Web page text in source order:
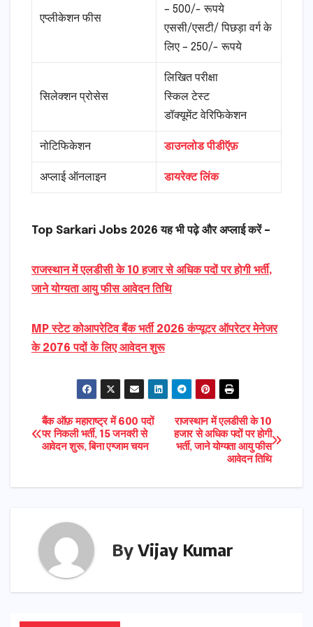
एप्लीकेशन फीस
– 500/- रूपये
एससी/एसटी/ पिछड़ा वर्ग के
लिए – 250/- रूपये
सिलेक्शन प्रोसेस
लिखित परीक्षा
स्किल टेस्ट
डॉक्यूमेंट वेरिफिकेशन
नोटिफिकेशन डाउनलोड पीडीऍफ़
अप्लाई ऑनलाइन डायरेक्ट लिंक
Top Sarkari Jobs 2026 यह भी पढ़े और अप्लाई करें –
राजस्थान में एलडीसी के 10 हजार से अधिक पदों पर होगी भर्ती,
जाने योग्यता आयु फीस आवेदन तिथि
MP स्टेट कोआपरेटिव बैंक भर्ती 2026 कंप्यूटर ऑपरेटर मेनेजर
के 2076 पदों के लिए आवेदन शुरू
Post
navigation
राजस्थान में एलडीसी के 10
हजार से अधिक पदों पर होगी
भर्ती, जाने योग्यता आयु फीस
आवेदन तिथि
बैंक ऑफ़ महाराष्ट्र में 600 पदों
पर निकली भर्ती, 15 जनवरी से
आवेदन शुरू, बिना एग्जाम चयन
By Vijay Kumar